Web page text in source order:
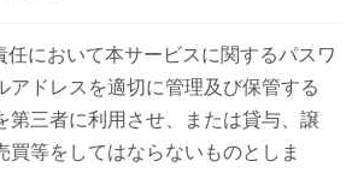
任において本サービスに関するパスワ
アドレスを適切に管理及び保管する
第三者に利用させ、または貸与、譲
買等をしてはならないものとしま